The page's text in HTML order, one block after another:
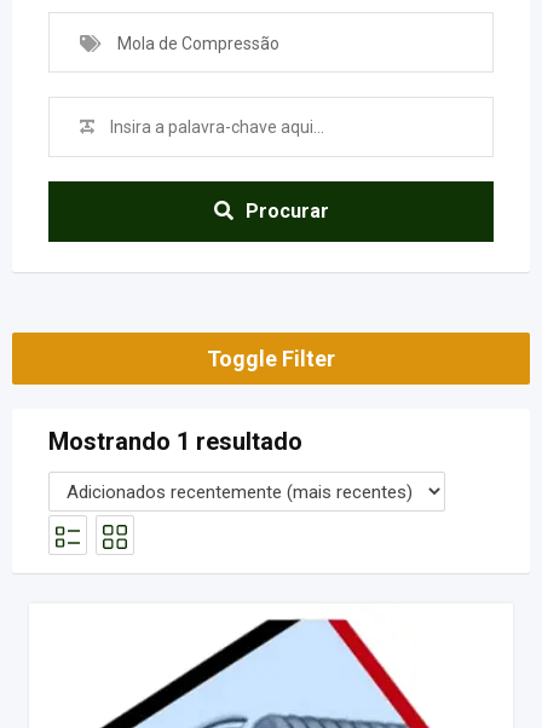
Mola de Compressão
Procurar
Toggle Filter
Mostrando 1 resultado